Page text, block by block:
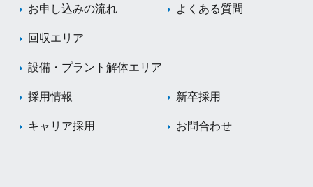
お申し込みの流れ よくある質問
回収エリア
設備・プラント解体エリア
採用情報 新卒採用
キャリア採用 お問合わせ